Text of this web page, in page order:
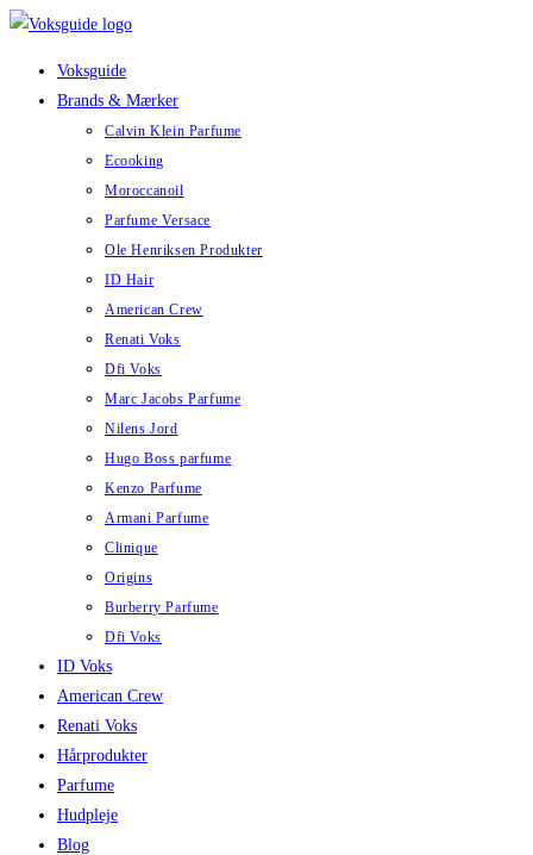
Skip
Voksguide
Brands & Mærker
Calvin Klein Parfume
Ecooking
Moroccanoil
Parfume Versace
Ole Henriksen Produkter
ID Hair
American Crew
Renati Voks
Dfi Voks
Marc Jacobs Parfume
Nilens Jord
Hugo Boss parfume
Kenzo Parfume
Armani Parfume
Clinique
Origins
Burberry Parfume
Dfi Voks
ID Voks
American Crew
Renati Voks
Hårprodukter
Parfume
Hudpleje
Blog